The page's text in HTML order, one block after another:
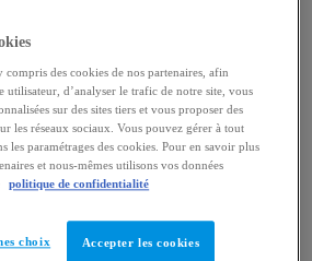
séjour au SPA
compris des cookies de nos partenaires, afin
utilisateur, d’analyser le trafic de notre site, vous
sur des sites tiers et vous proposer des
les réseaux sociaux. Vous pouvez gérer à tout
les paramétrages des cookies. Pour en savoir plus
et nous-mêmes utilisons vos données
politique de confidentialité
Accepter les cookies
choix